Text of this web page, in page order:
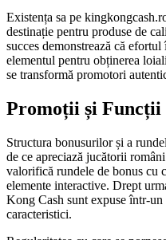
Existența sa pe
destinație pentru produse de
succes demonstrează că
elementul pentru obținerea
se transformă promotori
Promoții și Funcții
Structura bonusurilor și a
de ce apreciază jucătorii
valorifică rundele de bonus cu
elemente interactive. Drept
Kong Cash sunt expuse într-un
caracteristici.